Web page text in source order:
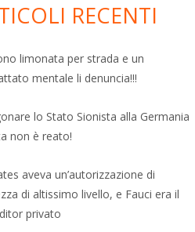
RECENTI
limonata per strada e un
mentale li denuncia!!!
lo Stato Sionista alla Germania
non è reato!
aveva un’autorizzazione di
di altissimo livello, e Fauci era il
privato